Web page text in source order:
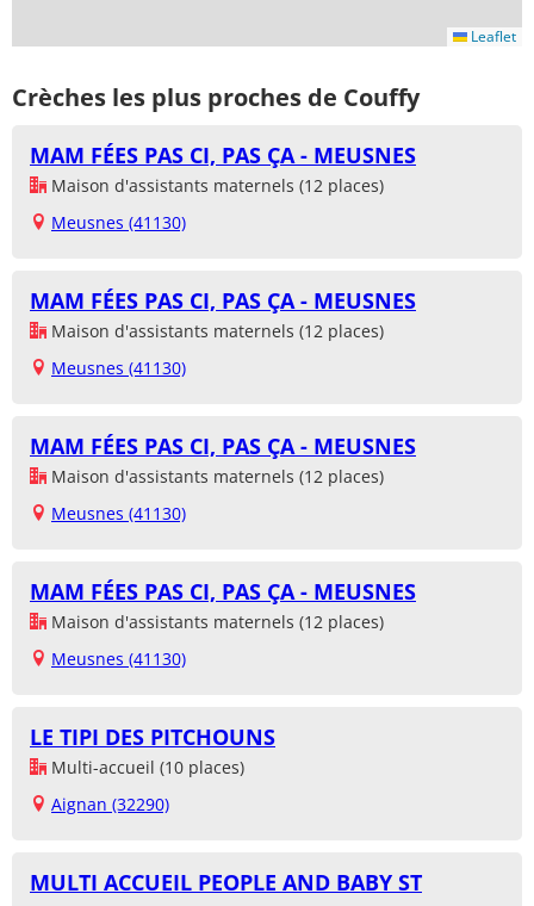
Leaflet
Crèches les plus proches de Couffy
MAM FÉES PAS CI, PAS ÇA - MEUSNES
Maison d'assistants maternels (12 places)
Meusnes (41130)
MAM FÉES PAS CI, PAS ÇA - MEUSNES
Maison d'assistants maternels (12 places)
Meusnes (41130)
MAM FÉES PAS CI, PAS ÇA - MEUSNES
Maison d'assistants maternels (12 places)
Meusnes (41130)
MAM FÉES PAS CI, PAS ÇA - MEUSNES
Maison d'assistants maternels (12 places)
Meusnes (41130)
LE TIPI DES PITCHOUNS
Multi-accueil (10 places)
Aignan (32290)
MULTI ACCUEIL PEOPLE AND BABY ST